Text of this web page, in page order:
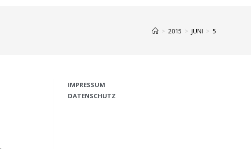
> 2015 > JUNI > 5
IMPRESSUM
DATENSCHUTZ